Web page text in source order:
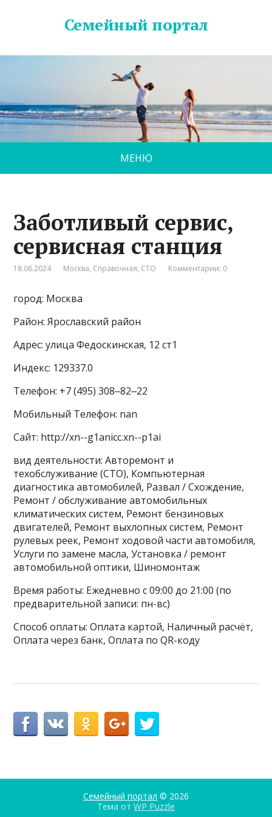
Семейный портал
МЕНЮ
Заботливый сервис,
сервисная станция
18.06.2024 Москва, Справочная, СТО Комментарии: 0
город: Москва
Район: Ярославский район
Адрес: улица Федоскинская, 12 ст1
Индекс: 129337.0
Телефон: +7 (495) 308‒82‒22
Мобильный Телефон: nan
Сайт: http://xn--g1anicc.xn--p1ai
вид деятельности: Авторемонт и
техобслуживание (СТО), Компьютерная
диагностика автомобилей, Развал / Схождение,
Ремонт / обслуживание автомобильных
климатических систем, Ремонт бензиновых
двигателей, Ремонт выхлопных систем, Ремонт
рулевых реек, Ремонт ходовой части автомобиля,
Услуги по замене масла, Установка / ремонт
автомобильной оптики, Шиномонтаж
Время работы: Ежедневно с 09:00 до 21:00 (по
предварительной записи: пн-вс)
Способ оплаты: Оплата картой, Наличный расчёт,
Оплата через банк, Оплата по QR-коду
Семейный портал © 2026
Тема от WP Puzzle